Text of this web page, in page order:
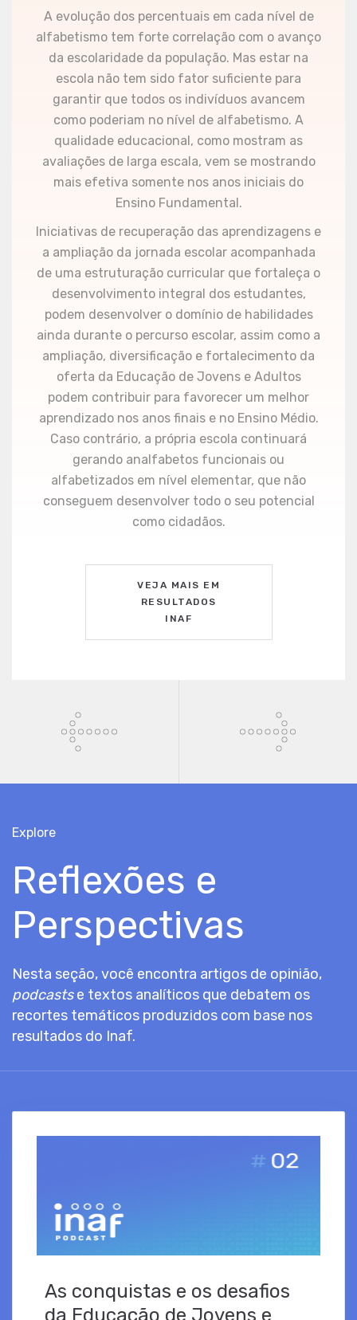
A evolução dos percentuais em cada nível de
alfabetismo tem forte correlação com o avanço
da escolaridade da população. Mas estar na
escola não tem sido fator suficiente para
garantir que todos os indivíduos avancem
como poderiam no nível de alfabetismo. A
qualidade educacional, como mostram as
avaliações de larga escala, vem se mostrando
mais efetiva somente nos anos iniciais do
Ensino Fundamental.
Iniciativas de recuperação das aprendizagens e
a ampliação da jornada escolar acompanhada
de uma estruturação curricular que fortaleça o
desenvolvimento integral dos estudantes,
podem desenvolver o domínio de habilidades
ainda durante o percurso escolar, assim como a
ampliação, diversificação e fortalecimento da
oferta da Educação de Jovens e Adultos
podem contribuir para favorecer um melhor
aprendizado nos anos finais e no Ensino Médio.
Caso contrário, a própria escola continuará
gerando analfabetos funcionais ou
alfabetizados em nível elementar, que não
conseguem desenvolver todo o seu potencial
como cidadãos.
VEJA MAIS EM
RESULTADOS
INAF
Explore
Reflexões e
Perspectivas
Nesta seção, você encontra artigos de opinião,
podcastse textos analíticos que debatem os
recortes temáticos produzidos com base nos
resultados do Inaf.
As conquistas e os desafios
da Educação de Jovens e